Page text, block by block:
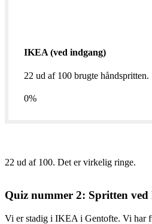
IKEA (ved indgang)
22 ud af 100 brugte håndspritten.
0%
22 ud af 100. Det er virkelig ringe.
Quiz nummer 2: Spritten ved
Vi er stadig i IKEA i Gentofte. Vi har